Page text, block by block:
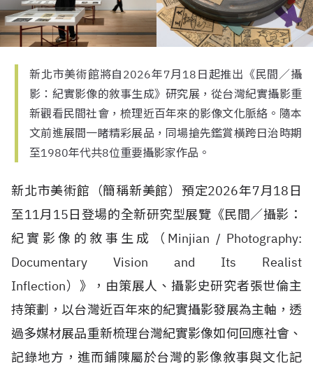
新北市美術館將自2026年7月18日起推出《民間／攝
影：紀實影像的敘事生成》研究展，從台灣紀實攝影重
新觀看民間社會，梳理近百年來的影像文化脈絡。隨本
文前進展間一睹精彩展品，同場搶先鑑賞橫跨日治時期
至1980年代共8位重要攝影家作品。
新北市美術館（簡稱新美館）預定2026年7月18日
至11月15日登場的全新研究型展覽《民間／攝影：
紀實影像的敘事生成（Minjian / Photography:
Documentary Vision and Its Realist
Inflection）》，由策展人、攝影史研究者張世倫主
持策劃，以台灣近百年來的紀實攝影發展為主軸，透
過多媒材展品重新梳理台灣紀實影像如何回應社會、
記錄地方，進而鋪陳屬於台灣的影像敘事與文化記